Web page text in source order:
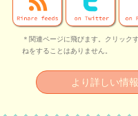
＊関連ページに飛びます。クリック
ねをすることはありません。
より詳しい情